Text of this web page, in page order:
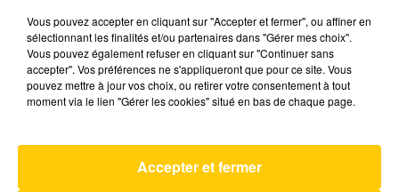
CHAPPELL ROAN
Vous pouvez accepter en cliquant sur "Accepter et fermer", ou affiner en
sélectionnant les finalités et/ou partenaires dans "Gérer mes choix".
Vous pouvez également refuser en cliquant sur "Continuer sans
accepter". Vos préférences ne s'appliqueront que pour ce site. Vous
pouvez mettre à jour vos choix, ou retirer votre consentement à tout
moment via le lien "Gérer les cookies" situé en bas de chaque page.
Accepter et fermer